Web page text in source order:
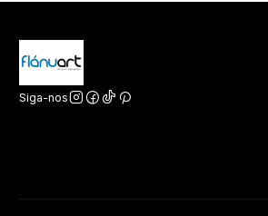
Siga-nos